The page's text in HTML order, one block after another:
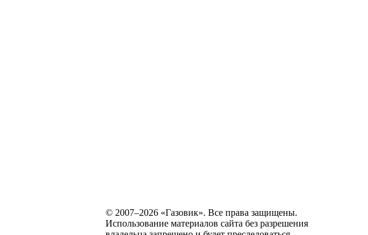
© 2007–2026 «Газовик». Все права защищены.
Использование материалов сайта без разрешения